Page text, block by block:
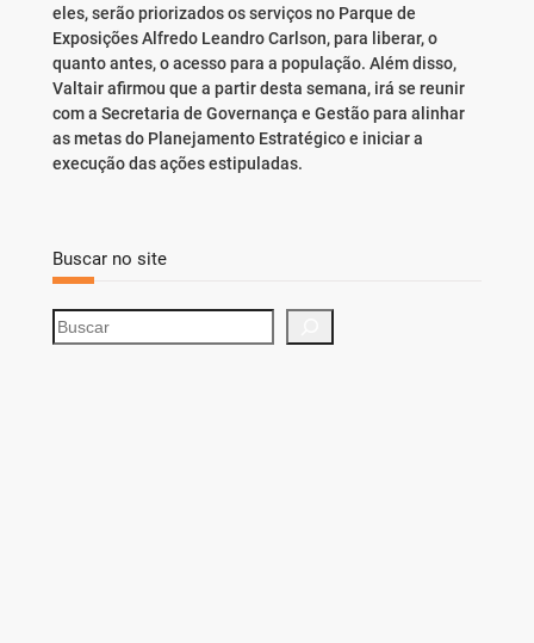
eles, serão priorizados os serviços no Parque de
Exposições Alfredo Leandro Carlson, para liberar, o
quanto antes, o acesso para a população. Além disso,
Valtair afirmou que a partir desta semana, irá se reunir
com a Secretaria de Governança e Gestão para alinhar
as metas do Planejamento Estratégico e iniciar a
execução das ações estipuladas.
Buscar no site
S
e